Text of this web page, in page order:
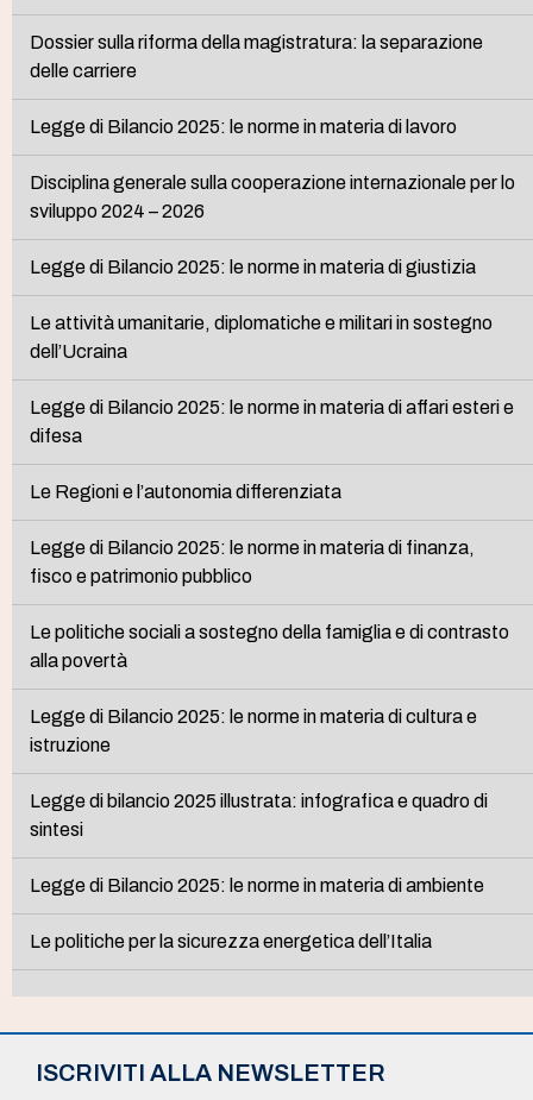
Dossier sulla riforma della magistratura: la separazione
delle carriere
Legge di Bilancio 2025: le norme in materia di lavoro
Disciplina generale sulla cooperazione internazionale per lo
sviluppo 2024 – 2026
Legge di Bilancio 2025: le norme in materia di giustizia
Le attività umanitarie, diplomatiche e militari in sostegno
dell’Ucraina
Legge di Bilancio 2025: le norme in materia di affari esteri e
difesa
Le Regioni e l’autonomia differenziata
Legge di Bilancio 2025: le norme in materia di finanza,
fisco e patrimonio pubblico
Le politiche sociali a sostegno della famiglia e di contrasto
alla povertà
Legge di Bilancio 2025: le norme in materia di cultura e
istruzione
Legge di bilancio 2025 illustrata: infografica e quadro di
sintesi
Legge di Bilancio 2025: le norme in materia di ambiente
Le politiche per la sicurezza energetica dell’Italia
ISCRIVITI ALLA NEWSLETTER